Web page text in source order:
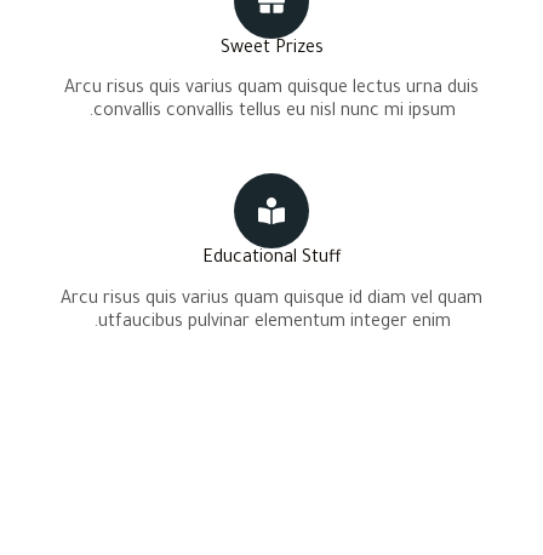
Sweet Prizes
Arcu risus quis varius quam quisque lectus urna duis
convallis convallis tellus eu nisl nunc mi ipsum.
Educational Stuff
Arcu risus quis varius quam quisque id diam vel quam
utfaucibus pulvinar elementum integer enim.